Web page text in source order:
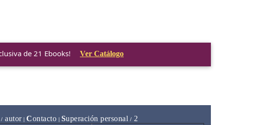
de 21 Ebooks! Ver Catálogo
/ autor|Contacto Superación personal / 2